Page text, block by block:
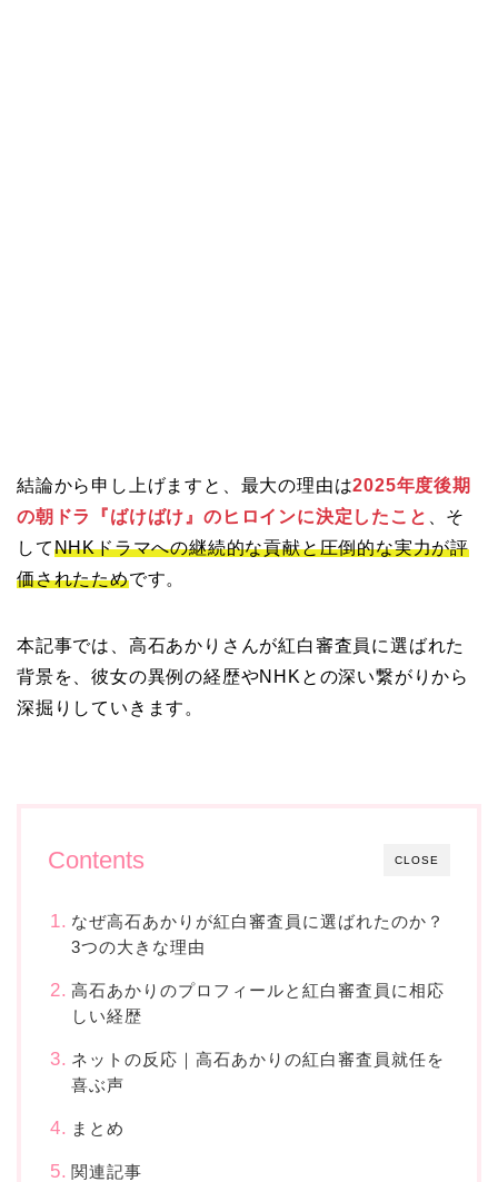
結論から申し上げますと、最大の理由は2025年度後期
の朝ドラ『ばけばけ』のヒロインに決定したこと
、そ
してNHKドラマへの継続的な貢献と圧倒的な実力が評
価されたためです。
本記事では、高石あかりさんが紅白審査員に選ばれた
背景を、彼女の異例の経歴やNHKとの深い繋がりから
深掘りしていきます。
CLOSE
Contents
なぜ高石あかりが紅白審査員に選ばれたのか？
3つの大きな理由
高石あかりのプロフィールと紅白審査員に相応
しい経歴
ネットの反応｜高石あかりの紅白審査員就任を
喜ぶ声
まとめ
関連記事